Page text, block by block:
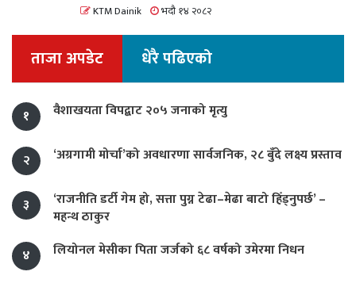
KTM Dainik भदौ १४ २०८२
ताजा अपडेट धेरै पढिएको
१ वैशाखयता विपद्बाट २०५ जनाको मृत्यु
२ ‘अग्रगामी मोर्चा’को अवधारणा सार्वजनिक, २८ बुँदे लक्ष्य प्रस्ताव
३
‘राजनीति डर्टी गेम हो, सत्ता पुग्न टेढा–मेढा बाटो हिँड्नुपर्छ’ –
महन्थ ठाकुर
४
लियोनल मेसीका पिता जर्जको ६८ वर्षको उमेरमा निधन